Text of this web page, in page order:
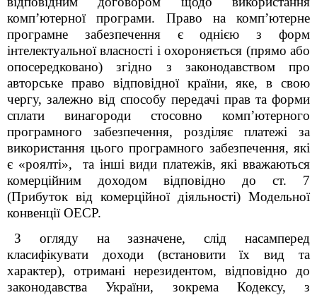
комп’ютерної програми. Право на комп’ютерне
програмне забезпечення є однією з форм
інтелектуальної власності і охороняється (прямо або
опосередковано) згідно з законодавством про
авторське право відповідної країни, яке, в свою
чергу, залежно від способу передачі прав та форми
сплати винагороди стосовно комп’ютерного
програмного забезпечення, розділяє платежі за
використання цього програмного забезпечення, які
є «роялті», та інші види платежів, які вважаються
комерційним доходом відповідно до ст. 7
(Прибуток від комерційної діяльності) Модельної
конвенції ОЕСР.
З огляду на зазначене, слід насамперед
класифікувати доходи (встановити їх вид та
характер), отримані нерезидентом, відповідно до
законодавства України, зокрема Кодексу, з